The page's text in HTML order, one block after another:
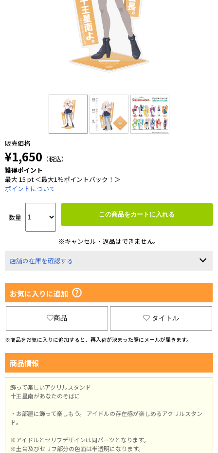
販売価格
¥1,650 （税込）
獲得ポイント
最大 15 pt ＜最大1％ポイントバック！＞
ポイントについて
数量 この商品をカートに入れる
※キャンセル・返品はできません。
店舗の在庫を確認する
お気に入りに追加
商品 タイトル
※商品をお気に入りに追加すると、再入荷が決まった際にメールが届きます。
商品情報
飾って楽しいアクリルスタンド
十王星南があなたのそばに
・お部屋に飾って楽しもう。 アイドルの存在感が楽しめるアクリルスタン
ド。
※アイドルとセリフデザインは同パーツとなります。
※土台及びセリフ部分の色面は半透明になります。